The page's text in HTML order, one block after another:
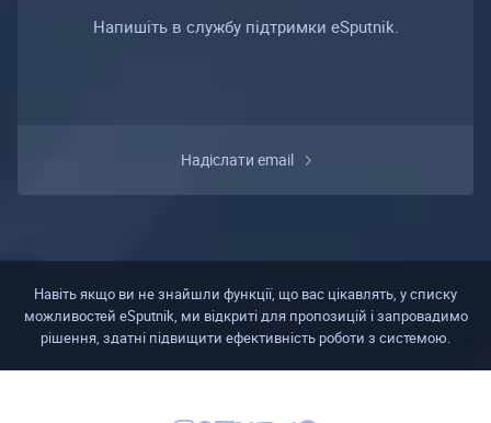
Напишіть в службу підтримки eSputnik.
Надіслати email
Навіть якщо ви не знайшли функції, що вас цікавлять, у списку
можливостей eSputnik, ми відкриті для пропозицій і запровадимо
рішення, здатні підвищити ефективність роботи з системою.